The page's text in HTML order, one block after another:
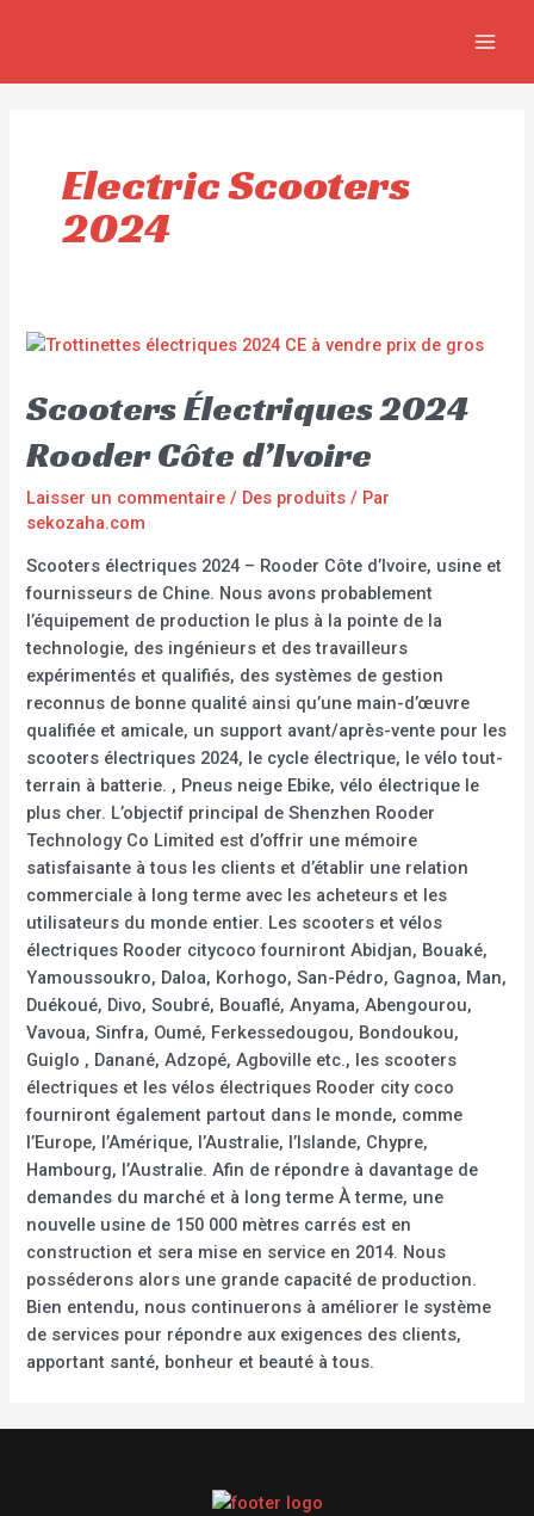
Electric Scooters
2024
Scooters Électriques 2024
Rooder Côte d’Ivoire
Laisser un commentaire / Des produits / Par
sekozaha.com
Scooters électriques 2024 – Rooder Côte d’Ivoire, usine et
fournisseurs de Chine. Nous avons probablement
l’équipement de production le plus à la pointe de la
technologie, des ingénieurs et des travailleurs
expérimentés et qualifiés, des systèmes de gestion
reconnus de bonne qualité ainsi qu’une main-d’œuvre
qualifiée et amicale, un support avant/après-vente pour les
scooters électriques 2024, le cycle électrique, le vélo tout-
terrain à batterie. , Pneus neige Ebike, vélo électrique le
plus cher. L’objectif principal de Shenzhen Rooder
Technology Co Limited est d’offrir une mémoire
satisfaisante à tous les clients et d’établir une relation
commerciale à long terme avec les acheteurs et les
utilisateurs du monde entier. Les scooters et vélos
électriques Rooder citycoco fourniront Abidjan, Bouaké,
Yamoussoukro, Daloa, Korhogo, San-Pédro, Gagnoa, Man,
Duékoué, Divo, Soubré, Bouaflé, Anyama, Abengourou,
Vavoua, Sinfra, Oumé, Ferkessedougou, Bondoukou,
Guiglo , Danané, Adzopé, Agboville etc., les scooters
électriques et les vélos électriques Rooder city coco
fourniront également partout dans le monde, comme
l’Europe, l’Amérique, l’Australie, l’Islande, Chypre,
Hambourg, l’Australie. Afin de répondre à davantage de
demandes du marché et à long terme À terme, une
nouvelle usine de 150 000 mètres carrés est en
construction et sera mise en service en 2014. Nous
posséderons alors une grande capacité de production.
Bien entendu, nous continuerons à améliorer le système
de services pour répondre aux exigences des clients,
apportant santé, bonheur et beauté à tous.